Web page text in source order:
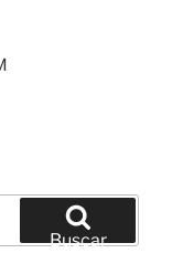
Buscar